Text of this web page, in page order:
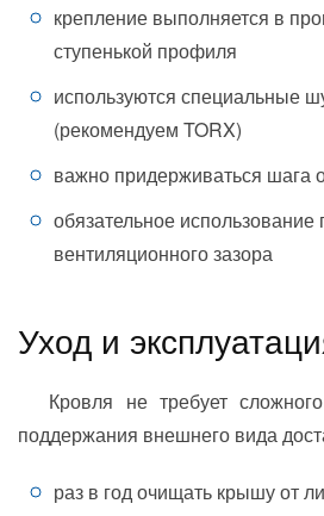
крепление выполняется в
ступенькой профиля
используются специальные
(рекомендуем TORX)
важно придерживаться
обязательное использование
вентиляционного зазора
Уход и
Кровля не требует
поддержания внешнего вида
раз в год очищать крышу от